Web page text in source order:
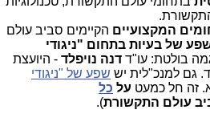
המקצועיים הקיימים סביב עולם
של בעיות בתחום "ניגודי
בולטת: עו"ד דנה נויפלד - היועצת
גם למנכ"לית יש שפע של "ניגודי
זה חל כמעט על כל
עולם התקשורת).